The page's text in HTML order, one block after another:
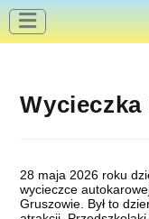
treści
28 maja 2026 roku
wycieczce
Gruszowie. Był to